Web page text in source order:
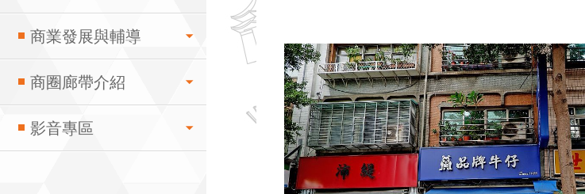
商業發展與輔導
商圈廊帶介紹
影音專區